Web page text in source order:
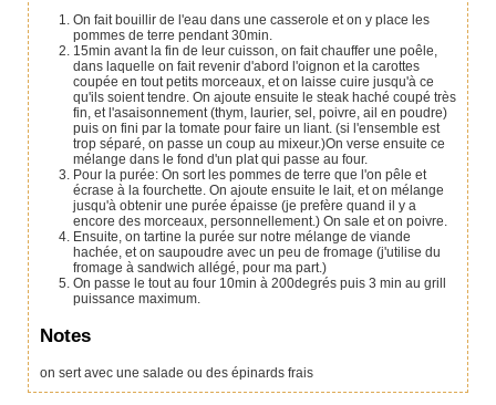
On fait bouillir de l'eau dans une casserole et on y place les
pommes de terre pendant 30min.
15min avant la fin de leur cuisson, on fait chauffer une poêle,
dans laquelle on fait revenir d'abord l'oignon et la carottes
coupée en tout petits morceaux, et on laisse cuire jusqu'à ce
qu'ils soient tendre. On ajoute ensuite le steak haché coupé très
fin, et l'asaisonnement (thym, laurier, sel, poivre, ail en poudre)
puis on fini par la tomate pour faire un liant. (si l'ensemble est
trop séparé, on passe un coup au mixeur.)On verse ensuite ce
mélange dans le fond d'un plat qui passe au four.
Pour la purée: On sort les pommes de terre que l'on pêle et
écrase à la fourchette. On ajoute ensuite le lait, et on mélange
jusqu'à obtenir une purée épaisse (je prefère quand il y a
encore des morceaux, personnellement.) On sale et on poivre.
Ensuite, on tartine la purée sur notre mélange de viande
hachée, et on saupoudre avec un peu de fromage (j'utilise du
fromage à sandwich allégé, pour ma part.)
On passe le tout au four 10min à 200degrés puis 3 min au grill
puissance maximum.
Notes
on sert avec une salade ou des épinards frais